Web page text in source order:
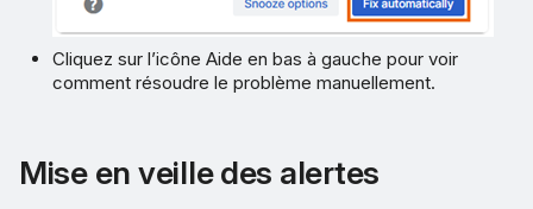
Cliquez sur l’icône Aide en bas à gauche pour voir
comment résoudre le problème manuellement.
Mise en veille des alertes